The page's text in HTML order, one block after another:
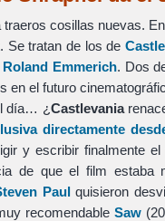
cosillas nuevas.
Se tratan de los de
Roland Emmerich. Dos
en el futuro
día… ¿Castlevania
directamente
y escribir finalmente
de que el film estaba
Paulquisieron
recomendableSaw